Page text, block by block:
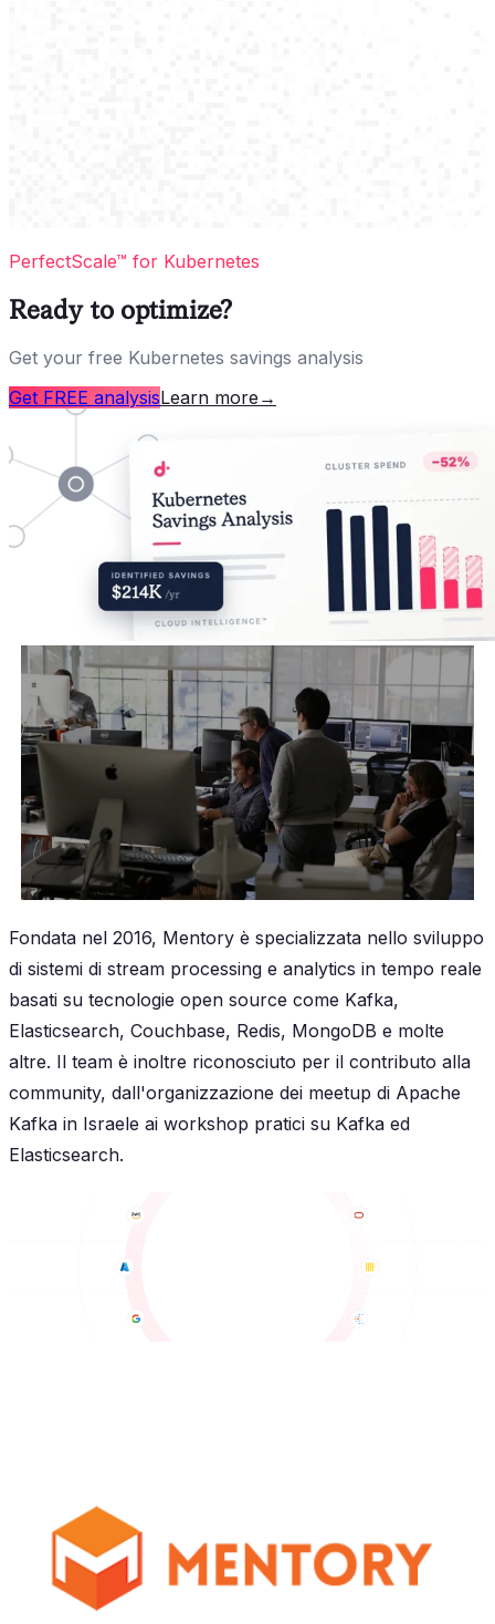
PerfectScale™ for Kubernetes
Ready to optimize?
Get your free Kubernetes savings analysis
Get FREE analysisLearn more →
Fondata nel 2016, Mentory è specializzata nello sviluppo
di sistemi di stream processing e analytics in tempo reale
basati su tecnologie open source come Kafka,
Elasticsearch, Couchbase, Redis, MongoDB e molte
altre. Il team è inoltre riconosciuto per il contributo alla
community, dall'organizzazione dei meetup di Apache
Kafka in Israele ai workshop pratici su Kafka ed
Elasticsearch.